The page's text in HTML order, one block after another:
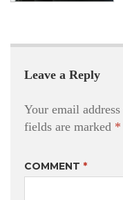
Leave a Reply
Your email
fields are marked *
COMMENT *